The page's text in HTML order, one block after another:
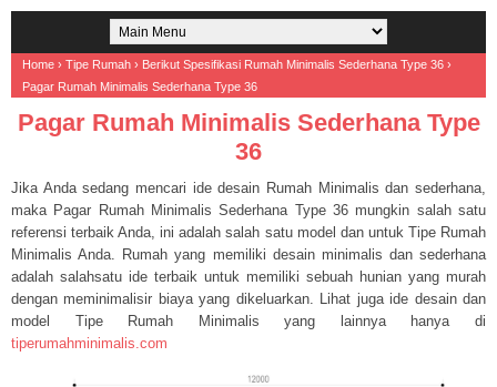
Home › Tipe Rumah › Berikut Spesifikasi Rumah Minimalis Sederhana Type 36 ›
Pagar Rumah Minimalis Sederhana Type 36
Pagar Rumah Minimalis Sederhana Type
36
Jika Anda sedang mencari ide desain Rumah Minimalis dan sederhana,
maka Pagar Rumah Minimalis Sederhana Type 36 mungkin salah satu
referensi terbaik Anda, ini adalah salah satu model dan untuk Tipe Rumah
Minimalis Anda. Rumah yang memiliki desain minimalis dan sederhana
adalah salahsatu ide terbaik untuk memiliki sebuah hunian yang murah
dengan meminimalisir biaya yang dikeluarkan. Lihat juga ide desain dan
model Tipe Rumah Minimalis yang lainnya hanya di
tiperumahminimalis.com